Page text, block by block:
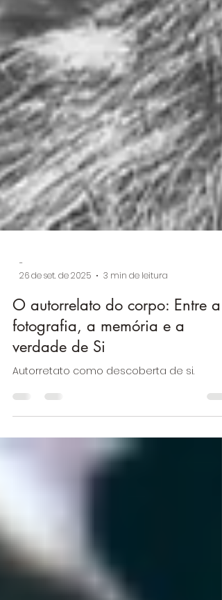
-
26 de set. de 2025
3 min de leitura
O autorrelato do corpo: Entre a
fotografia, a memória e a
verdade de Si
Autorretato como descoberta de si.